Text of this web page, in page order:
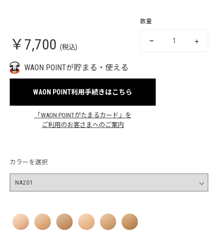
￥7,700 (税込)
数量
WAON POINTが貯まる・使える
WAON POINT利用手続きはこちら
「WAON POINTがたまるカード」を
ご利用のお客さまへのご案内
カラーを選択